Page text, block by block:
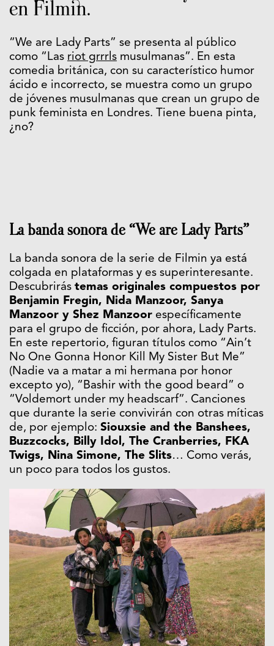
en Filmin.
“We are Lady Parts” se presenta al público
como “Las riot grrrls musulmanas”. En esta
comedia británica, con su característico humor
ácido e incorrecto, se muestra como un grupo
de jóvenes musulmanas que crean un grupo de
punk feminista en Londres. Tiene buena pinta,
¿no?
La banda sonora de “We are Lady Parts”
La banda sonora de la serie de Filmin ya está
colgada en plataformas y es superinteresante.
Descubrirás temas originales compuestos por
Benjamin Fregin, Nida Manzoor, Sanya
Manzoor y Shez Manzoor específicamente
para el grupo de ficción, por ahora, Lady Parts.
En este repertorio, figuran títulos como “Ain’t
No One Gonna Honor Kill My Sister But Me”
(Nadie va a matar a mi hermana por honor
excepto yo), “Bashir with the good beard” o
“Voldemort under my headscarf”. Canciones
que durante la serie convivirán con otras míticas
de, por ejemplo: Siouxsie and the Banshees,
Buzzcocks, Billy Idol, The Cranberries, FKA
Twigs, Nina Simone, The Slits… Como verás,
un poco para todos los gustos.